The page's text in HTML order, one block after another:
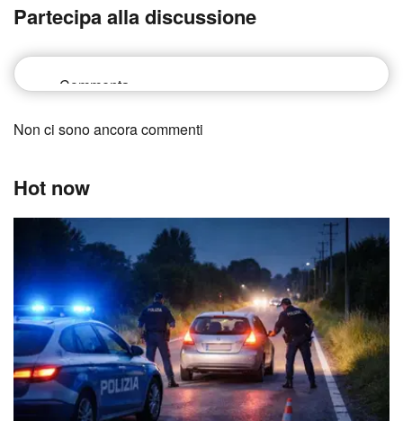
Partecipa alla discussione
Non ci sono ancora commenti
Hot now